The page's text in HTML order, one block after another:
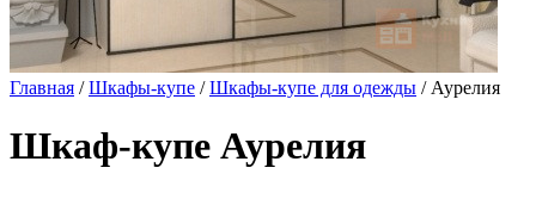
Главная /Шкафы-купе /Шкафы-купе для одежды / Аурелия
Шкаф-купе Аурелия